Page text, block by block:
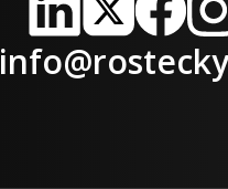
LinkedIn
X Facebook